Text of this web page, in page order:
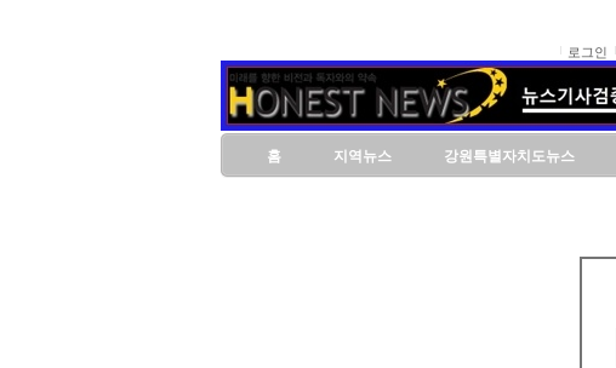
로그인
홈 지역뉴스 강원특별자치도뉴스